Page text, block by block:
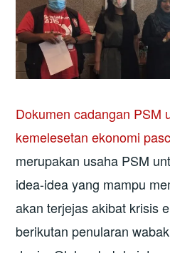
Dokumen cadangan PSM
kemelesetan ekonomi
merupakan usaha PSM
idea-idea yang mampu
akan terjejas akibat krisis
berikutan penularan